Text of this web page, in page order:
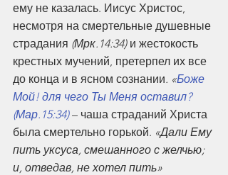
ему не казалась. Иисус Христос,
несмотря на смертельные душевные
страдания (Мрк.14:34) и жестокость
крестных мучений, претерпел их все
до конца и в ясном сознании. «Боже
Мой! для чего Ты Меня оставил?
(Мар.15:34) – чаша страданий Христа
была смертельно горькой. «Дали Ему
пить уксуса, смешанного с желчью;
и, отведав, не хотел пить»